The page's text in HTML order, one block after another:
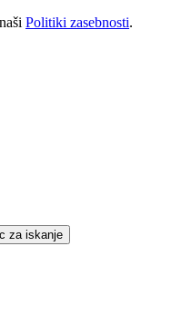
Politiki zasebnosti.
za iskanje